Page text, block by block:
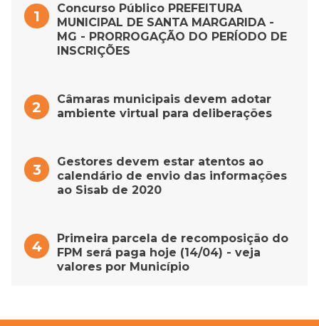
Concurso Público PREFEITURA
MUNICIPAL DE SANTA MARGARIDA -
MG - PRORROGAÇÃO DO PERÍODO DE
INSCRIÇÕES
Câmaras municipais devem adotar
ambiente virtual para deliberações
Gestores devem estar atentos ao
calendário de envio das informações
ao Sisab de 2020
Primeira parcela de recomposição do
FPM será paga hoje (14/04) - veja
valores por Município